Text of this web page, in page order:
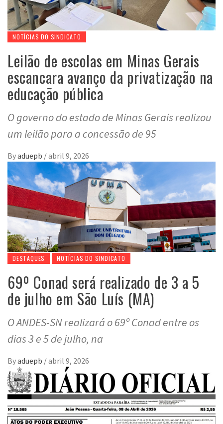
NOTÍCIAS DO SINDICATO
Leilão de escolas em Minas Gerais
escancara avanço da privatização na
educação pública
O governo do estado de Minas Gerais realizou
um leilão para a concessão de 95
Byaduepb /abril 9, 2026
DESTAQUES NOTÍCIAS DO SINDICATO
69º Conad será realizado de 3 a 5
de julho em São Luís (MA)
O ANDES-SN realizará o 69º Conad entre os
dias 3 e 5 de julho, na
Byaduepb /abril 9, 2026